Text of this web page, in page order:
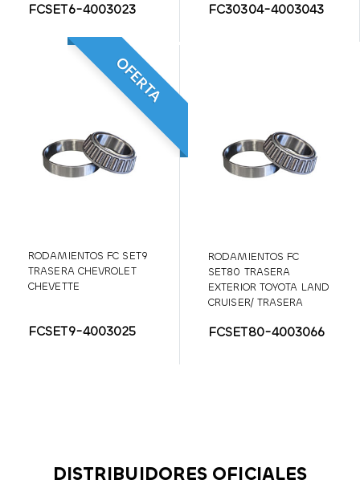
FCSET6-4003023 FC30304-4003043
OFERTA
RODAMIENTOS FC SET9
TRASERA CHEVROLET
CHEVETTE
FCSET9-4003025
RODAMIENTOS FC
SET80 TRASERA
EXTERIOR TOYOTA LAND
CRUISER/ TRASERA
BURBUJA
FCSET80-4003066
DISTRIBUIDORES OFICIALES